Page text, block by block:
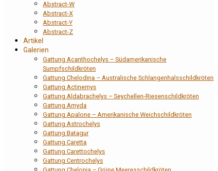
Abstract-W
Abstract-X
Abstract-Y
Abstract-Z
Artikel
Galerien
Gattung Acanthochelys – Südamerikanische
Sumpfschildkröten
Gattung Chelodina – Australische Schlangenhalsschildkröten
Gattung Actinemys
Gattung Aldabrachelys – Seychellen-Riesenschildkröten
Gattung Amyda
Gattung Apalone – Amerikanische Weichschildkröten
Gattung Astrochelys
Gattung Batagur
Gattung Caretta
Gattung Carettochelys
Gattung Centrochelys